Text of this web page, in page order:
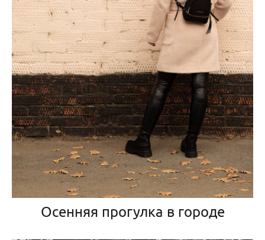
Осенняя прогулка в городе